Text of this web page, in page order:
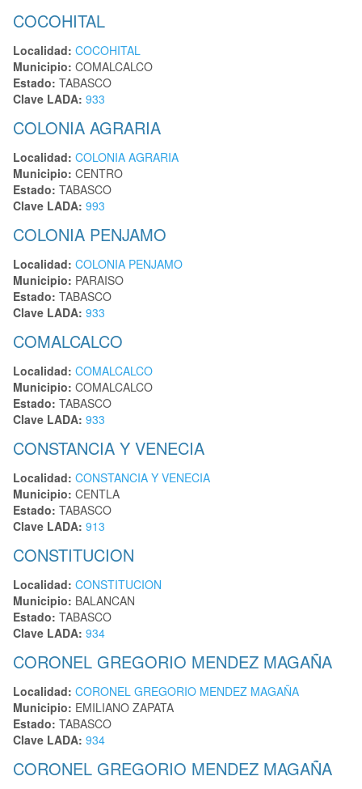
COCOHITAL
Localidad: COCOHITAL
Municipio: COMALCALCO
Estado: TABASCO
Clave LADA: 933
COLONIA AGRARIA
Localidad: COLONIA AGRARIA
Municipio: CENTRO
Estado: TABASCO
Clave LADA: 993
COLONIA PENJAMO
Localidad: COLONIA PENJAMO
Municipio: PARAISO
Estado: TABASCO
Clave LADA: 933
COMALCALCO
Localidad: COMALCALCO
Municipio: COMALCALCO
Estado: TABASCO
Clave LADA: 933
CONSTANCIA Y VENECIA
Localidad: CONSTANCIA Y VENECIA
Municipio: CENTLA
Estado: TABASCO
Clave LADA: 913
CONSTITUCION
Localidad: CONSTITUCION
Municipio: BALANCAN
Estado: TABASCO
Clave LADA: 934
CORONEL GREGORIO MENDEZ MAGAÑA
Localidad: CORONEL GREGORIO MENDEZ MAGAÑA
Municipio: EMILIANO ZAPATA
Estado: TABASCO
Clave LADA: 934
CORONEL GREGORIO MENDEZ MAGAÑA